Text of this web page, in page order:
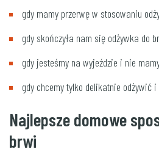
gdy mamy przerwę w stosowaniu
gdy skończyła nam się odżywka do
gdy jesteśmy na wyjeździe i nie
gdy chcemy tylko delikatnie odżywić
Najlepsze domowe
brwi